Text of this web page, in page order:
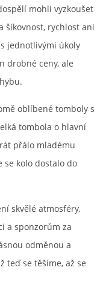
mohli vyzkoušet
šikovnost, rychlost ani
jednotlivými úkoly
drobné ceny, ale
oblíbené tomboly s
tombola o hlavní
přálo mladému
se kolo dostalo do
skvělé atmosféry,
a sponzorům za
odměnou a
teď se těšíme, až se